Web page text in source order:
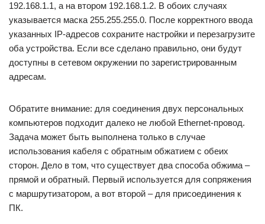
192.168.1.1, а на втором 192.168.1.2. В обоих случаях
указывается маска 255.255.255.0. После корректного ввода
указанных IP-адресов сохраните настройки и перезагрузите
оба устройства. Если все сделано правильно, они будут
доступны в сетевом окружении по зарегистрированным
адресам.
Обратите внимание: для соединения двух персональных
компьютеров подходит далеко не любой Ethernet-провод.
Задача может быть выполнена только в случае
использования кабеля с обратным обжатием с обеих
сторон. Дело в том, что существует два способа обжима –
прямой и обратный. Первый используется для сопряжения
с маршрутизатором, а вот второй – для присоединения к
ПК.